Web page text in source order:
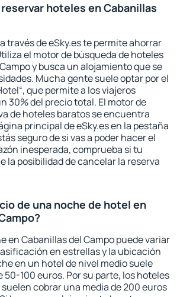
hoteles en Cabanillas
través de eSky.es te permite ahorrar
el motor de búsqueda de hoteles
y busca un alojamiento que se
Mucha gente suele optar por el
que permite a los viajeros
30% del precio total. El motor de
de hoteles baratos se encuentra
principal de eSky.es en la pestaña
seguro de si vas a poder hacer el
inesperada, comprueba si tu
la posibilidad de cancelar la reserva
de una noche de hotel en
en Cabanillas del Campo puede variar
en estrellas y la ubicación
en un hotel de nivel medio suele
50-100 euros. Por su parte, los hoteles
cobrar una media de 200 euros